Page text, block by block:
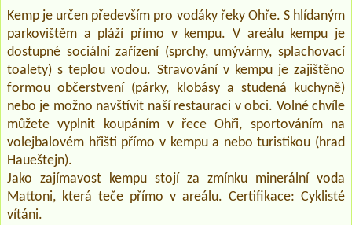
Kemp je určen především pro vodáky řeky Ohře. S hlídaným
parkovištěm a pláží přímo v kempu. V areálu kempu je
dostupné sociální zařízení (sprchy, umývárny, splachovací
toalety) s teplou vodou. Stravování v kempu je zajištěno
formou občerstvení (párky, klobásy a studená kuchyně)
nebo je možno navštívit naší restauraci v obci. Volné chvíle
můžete vyplnit koupáním v řece Ohři, sportováním na
volejbalovém hřišti přímo v kempu a nebo turistikou (hrad
Haueštejn).
Jako zajímavost kempu stojí za zmínku minerální voda
Mattoni, která teče přímo v areálu. Certifikace: Cyklisté
vítáni.